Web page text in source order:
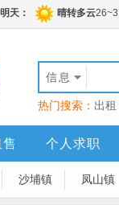
信息
热门搜索： 出租
个人求职
沙埔镇 凤山镇